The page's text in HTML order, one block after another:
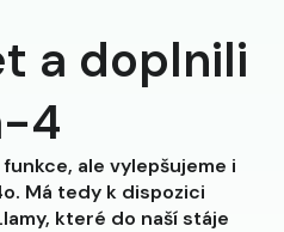
a doplnili
4
ale vylepšujeme i
Má tedy k dispozici
které do naší stáje